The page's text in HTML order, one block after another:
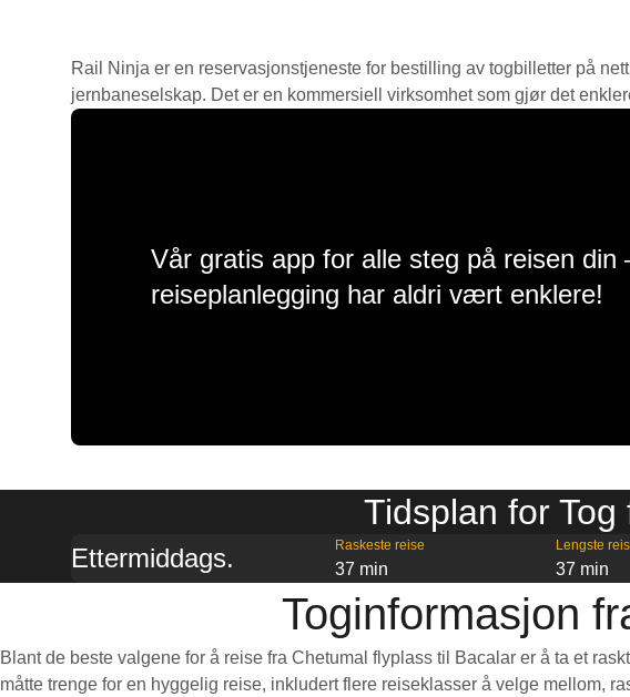
Rail Ninja er en reservasjons­tjeneste for bestilling av togbilletter på
jernbaneselskap. Det er en kommersiell virksomhet som gjør det
Vår gratis app for alle steg på reisen
reiseplanlegging har aldri vært enklere!
Tidsplan for
Ettermiddags. Raskeste reise
37 min
Lengste
37 min
Toginformasjon
Blant de beste valgene for å reise fra Chetumal flyplass til Bacalar er å ta et
måtte trenge for en hyggelig reise, inkludert flere reiseklasser å velge mellom,